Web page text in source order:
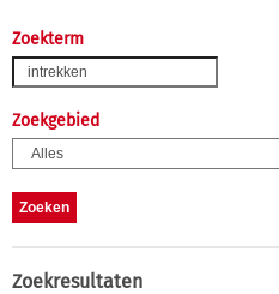
Zoekterm
Zoekgebied
Zoekresultaten